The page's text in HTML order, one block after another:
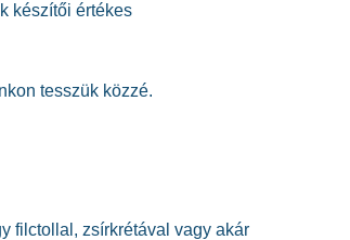
készítői értékes
tesszük közzé.
filctollal, zsírkrétával vagy akár